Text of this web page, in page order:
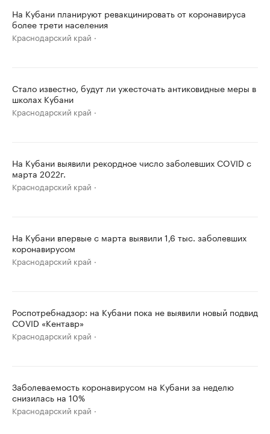
На Кубани планируют ревакцинировать от коронавируса
более трети населения
Краснодарский край
Стало известно, будут ли ужесточать антиковидные меры в
школах Кубани
Краснодарский край
На Кубани выявили рекордное число заболевших COVID с
марта 2022г.
Краснодарский край
На Кубани впервые с марта выявили 1,6 тыс. заболевших
коронавирусом
Краснодарский край
Роспотребнадзор: на Кубани пока не выявили новый подвид
COVID «Кентавр»
Краснодарский край
Заболеваемость коронавирусом на Кубани за неделю
снизилась на 10%
Краснодарский край